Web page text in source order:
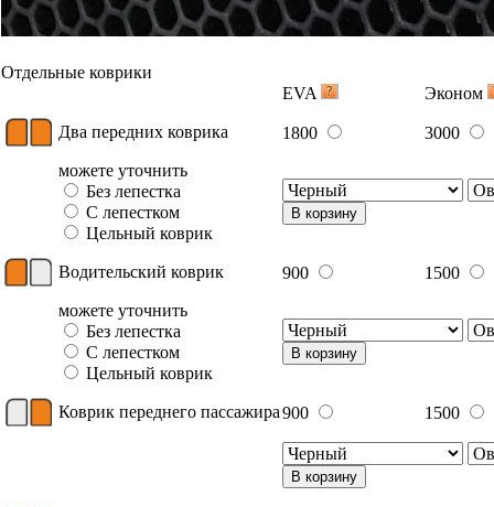
Отдельные коврики
EVA
Эконом
Два передних коврика 1800
3000
можете уточнить
Без лепестка
С лепестком
Цельный коврик
В корзину
Водительский коврик 900
1500
можете уточнить
Без лепестка
С лепестком
Цельный коврик
В корзину
Коврик переднего пассажира900 1500
В корзину